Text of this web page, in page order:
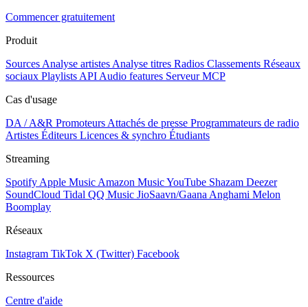
Commencer gratuitement
Produit
Sources Analyse artistes Analyse titres Radios Classements Réseaux
sociaux Playlists API Audio features Serveur MCP
Cas d'usage
DA / A&R Promoteurs Attachés de presse Programmateurs de radio
Artistes Éditeurs Licences & synchro Étudiants
Streaming
Spotify Apple Music Amazon MusicYouTube Shazam Deezer
SoundCloud Tidal QQ Music JioSaavn/Gaana Anghami Melon
Boomplay
Réseaux
Instagram TikTok X (Twitter) Facebook
Ressources
Centre d'aide